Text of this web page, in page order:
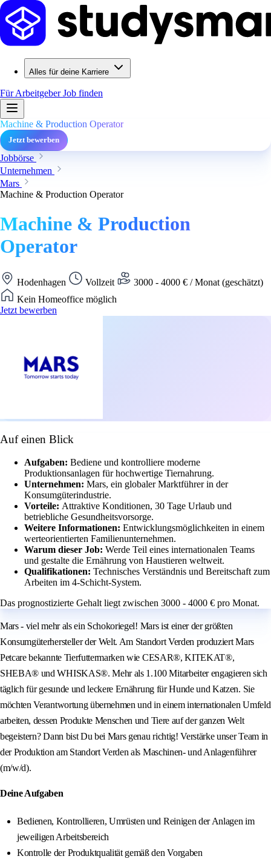
Alles für deine Karriere
Für ArbeitgeberJob finden
Machine & Production Operator
Jetzt bewerben
Jobbörse
Unternehmen
Mars
Machine & Production Operator
Machine & Production
Operator
Hodenhagen Vollzeit
3000 - 4000 € / Monat (geschätzt)
Kein Homeoffice möglich
Jetzt bewerben
Auf einen Blick
Aufgaben: Bediene und kontrolliere moderne
Produktionsanlagen für hochwertige Tiernahrung.
Unternehmen: Mars, ein globaler Marktführer in der
Konsumgüterindustrie.
Vorteile: Attraktive Konditionen, 30 Tage Urlaub und
betriebliche Gesundheitsvorsorge.
Weitere Informationen: Entwicklungsmöglichkeiten in einem
werteorientierten Familienunternehmen.
Warum dieser Job: Werde Teil eines internationalen Teams
und gestalte die Ernährung von Haustieren weltweit.
Qualifikationen: Technisches Verständnis und Bereitschaft zum
Arbeiten im 4-Schicht-System.
Das prognostizierte Gehalt liegt zwischen 3000 - 4000 € pro Monat.
Mars - viel mehr als ein Schokoriegel! Mars ist einer der größten
Konsumgüterhersteller der Welt. Am Standort Verden produziert Mars
Petcare bekannte Tierfuttermarken wie CESAR®, KITEKAT®,
SHEBA® und WHISKAS®. Mehr als 1.100 Mitarbeiter engagieren sich
täglich für gesunde und leckere Ernährung für Hunde und Katzen. Sie
möchten Verantwortung übernehmen und in einem internationalen Umfeld
arbeiten, dessen Produkte Menschen und Tiere auf der ganzen Welt
begeistern? Dann bist Du bei Mars genau richtig! Verstärke unser Team in
der Produktion am Standort Verden als Maschinen- und Anlagenführer
(m/w/d).
Deine Aufgaben
Bedienen, Kontrollieren, Umrüsten und Reinigen der Anlagen im
jeweiligen Arbeitsbereich
Kontrolle der Produktqualität gemäß den Vorgaben